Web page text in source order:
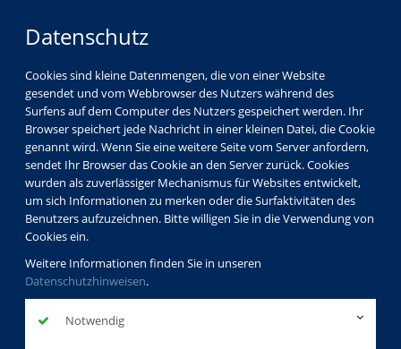
Datenschutz
Cookies sind kleine Datenmengen, die von einer Website
gesendet und vom Webbrowser des Nutzers während des
Surfens auf dem Computer des Nutzers gespeichert werden. Ihr
Browser speichert jede Nachricht in einer kleinen Datei, die Cookie
genannt wird. Wenn Sie eine weitere Seite vom Server anfordern,
sendet Ihr Browser das Cookie an den Server zurück. Cookies
wurden als zuverlässiger Mechanismus für Websites entwickelt,
um sich Informationen zu merken oder die Surfaktivitäten des
Benutzers aufzuzeichnen. Bitte willigen Sie in die Verwendung von
Cookies ein.
Weitere Informationen finden Sie in unseren
Datenschutzhinweisen.
Notwendig